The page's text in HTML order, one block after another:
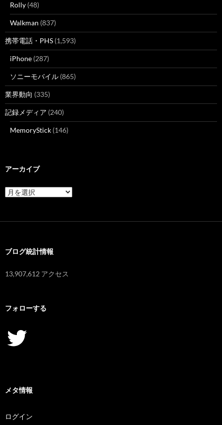
Rolly (48)
Walkman (837)
携帯電話・PHS (1,593)
iPhone (287)
ソニーモバイル (865)
業界動向 (335)
記録メディア (240)
MemoryStick (146)
アーカイブ
ア
ー
ブログ統計情報
13,907,612 アクセス
フォローする
Twitter
メタ情報
ログイン